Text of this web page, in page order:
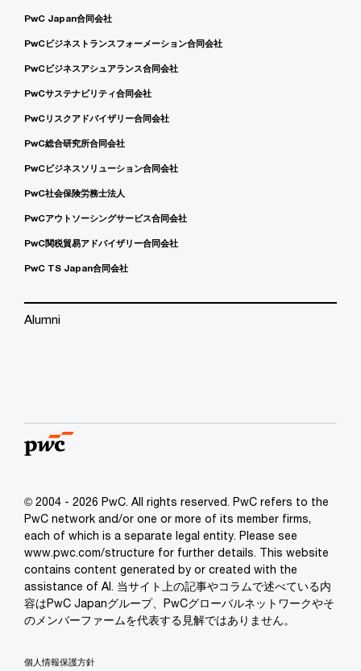
PwC Japan合同会社
PwCビジネストランスフォーメーション合同会社
PwCビジネスアシュアランス合同会社
PwCサステナビリティ合同会社
PwCリスクアドバイザリー合同会社
PwC総合研究所合同会社
PwCビジネスソリューション合同会社
PwC社会保険労務士法人
PwCアウトソーシングサービス合同会社
PwC関税貿易アドバイザリー合同会社
PwC TS Japan合同会社
Alumni
© 2004 - 2026 PwC. All rights reserved. PwC refers to the
PwC network and/or one or more of its member firms,
each of which is a separate legal entity. Please see
www.pwc.com/structure for further details. This website
contains content generated by or created with the
assistance of AI. 当サイト上の記事やコラムで述べている内
容はPwC Japanグループ、PwCグローバルネットワークやそ
のメンバーファームを代表する見解ではありません。
個人情報保護方針